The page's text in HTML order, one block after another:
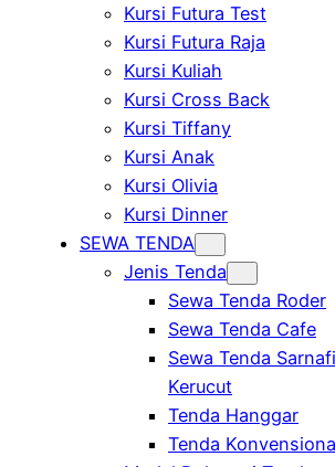
Kursi Futura Test
Kursi Futura Raja
Kursi Kuliah
Kursi Cross Back
Kursi Tiffany
Kursi Anak
Kursi Olivia
Kursi Dinner
SEWA TENDA
Jenis Tenda
Sewa Tenda Roder
Sewa Tenda Cafe
Sewa Tenda
Kerucut
Tenda Hanggar
Tenda